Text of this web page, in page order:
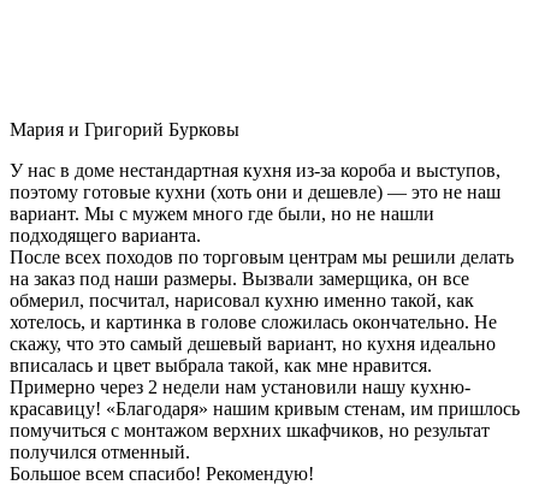
Мария и Григорий Бурковы
У нас в доме нестандартная кухня из-за короба и выступов,
поэтому готовые кухни (хоть они и дешевле) — это не наш
вариант. Мы с мужем много где были, но не нашли
подходящего варианта.
После всех походов по торговым центрам мы решили делать
на заказ под наши размеры. Вызвали замерщика, он все
обмерил, посчитал, нарисовал кухню именно такой, как
хотелось, и картинка в голове сложилась окончательно. Не
скажу, что это самый дешевый вариант, но кухня идеально
вписалась и цвет выбрала такой, как мне нравится.
Примерно через 2 недели нам установили нашу кухню-
красавицу! «Благодаря» нашим кривым стенам, им пришлось
помучиться с монтажом верхних шкафчиков, но результат
получился отменный.
Большое всем спасибо! Рекомендую!